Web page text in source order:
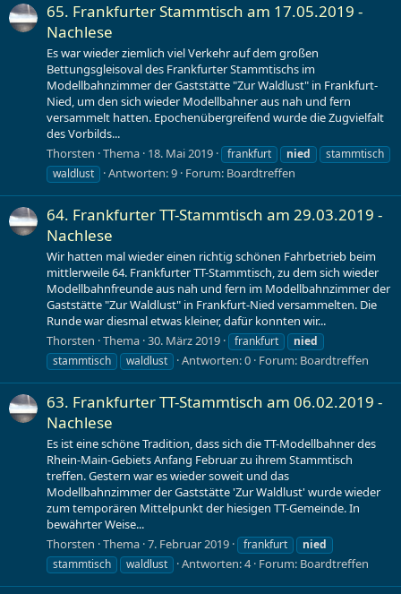
65. Frankfurter Stammtisch am 17.05.2019 -
Nachlese
Es war wieder ziemlich viel Verkehr auf dem großen
Bettungsgleisoval des Frankfurter Stammtischs im
Modellbahnzimmer der Gaststätte "Zur Waldlust" in Frankfurt-
Nied, um den sich wieder Modellbahner aus nah und fern
versammelt hatten. Epochenübergreifend wurde die Zugvielfalt
des Vorbilds...
Thorsten Thema 18. Mai 2019 frankfurt nied
stammtisch
waldlust
Antworten: 9 Forum: Boardtreffen
64. Frankfurter TT-Stammtisch am 29.03.2019 -
Nachlese
Wir hatten mal wieder einen richtig schönen Fahrbetrieb beim
mittlerweile 64. Frankfurter TT-Stammtisch, zu dem sich wieder
Modellbahnfreunde aus nah und fern im Modellbahnzimmer der
Gaststätte "Zur Waldlust" in Frankfurt-Nied versammelten. Die
Runde war diesmal etwas kleiner, dafür konnten wir...
Thorsten Thema 30. März 2019 frankfurt
nied
stammtisch
waldlust Antworten: 0 Forum: Boardtreffen
63. Frankfurter TT-Stammtisch am 06.02.2019 -
Nachlese
Es ist eine schöne Tradition, dass sich die TT-Modellbahner des
Rhein-Main-Gebiets Anfang Februar zu ihrem Stammtisch
treffen. Gestern war es wieder soweit und das
Modellbahnzimmer der Gaststätte 'Zur Waldlust' wurde wieder
zum temporären Mittelpunkt der hiesigen TT-Gemeinde. In
bewährter Weise...
Thorsten Thema 7. Februar 2019 frankfurt
nied
stammtisch
waldlust Antworten: 4 Forum: Boardtreffen